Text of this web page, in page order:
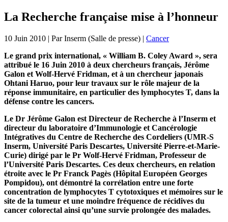
La Recherche française mise à l’honneur
10 Juin 2010 | ParInserm (Salle de presse) | Cancer
Le grand prix international, « William B. Coley Award », sera
attribué le 16 Juin 2010 à deux chercheurs français, Jérôme
Galon et Wolf-Hervé Fridman, et à un chercheur japonais
Ohtani Haruo, pour leur travaux sur le rôle majeur de la
réponse immunitaire, en particulier des lymphocytes T, dans la
défense contre les cancers.
Le Dr Jérôme Galon est Directeur de Recherche à l’Inserm et
directeur du laboratoire d’Immunologie et Cancérologie
Intégratives du Centre de Recherche des Cordeliers (UMR-S
Inserm, Université Paris Descartes, Université Pierre-et-Marie-
Curie) dirigé par le Pr Wolf-Hervé Fridman, Professeur de
l’Université Paris Descartes. Ces deux chercheurs, en relation
étroite avec le Pr Franck Pagès (Hôpital Européen Georges
Pompidou), ont démontré la corrélation entre une forte
concentration de lymphocytes T cytotoxiques et mémoires sur le
site de la tumeur et une moindre fréquence de récidives du
cancer colorectal ainsi qu’une survie prolongée des malades.